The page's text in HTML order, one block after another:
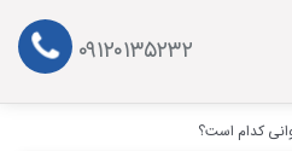
۰۹۱۲۰۱۳۵۲۳۲
کدام است؟